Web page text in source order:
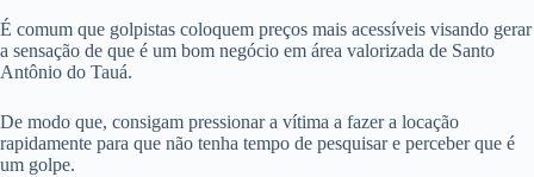
É comum que golpistas coloquem preços mais acessíveis visando gerar
a sensação de que é um bom negócio em área valorizada de Santo
Antônio do Tauá.
De modo que, consigam pressionar a vítima a fazer a locação
rapidamente para que não tenha tempo de pesquisar e perceber que é
um golpe.